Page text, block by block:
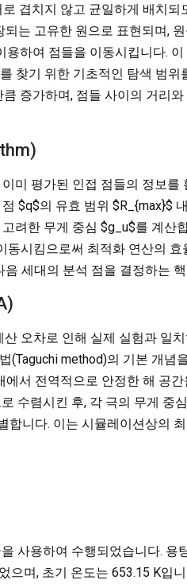
겹치지 않고 균일하게 배치되
는 고유한 원으로 표현되며,
하여 점들을 이동시킵니다.
찾기 위한 기초적인 탐색 범위
증가하며, 점들 사이의 거리
미 평가된 인접 점들의 정보를
$q$의 유효 범위 $R_{max}$
려한 무게 중심 $g_u$를 계산
시킴으로써 최적화 연산의 효
세대의 분석 점을 결정하는
오차로 인해 실제 실험과 일
(Taguchi method)의 기본 개념
서 전역적으로 안정한 해 공
수렴시킨 후, 각 극의 무게 중
니다. 이는 시뮬레이션상의
사용하여 수행되었습니다. 용
며, 초기 온도는 653.15 K입